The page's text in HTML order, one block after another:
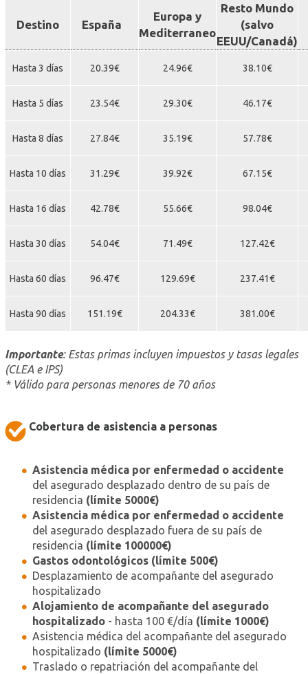
Destino España
Europa y
Mediterraneo
Resto Mundo
(salvo
EEUU/Canadá)
Hasta 3 días 20.39€ 24.96€ 38.10€
Hasta 5 días 23.54€ 29.30€ 46.17€
Hasta 8 días 27.84€ 35.19€ 57.78€
Hasta 10 días 31.29€ 39.92€ 67.15€
Hasta 16 días 42.78€ 55.66€ 98.04€
Hasta 30 días 54.04€ 71.49€ 127.42€
Hasta 60 días 96.47€ 129.69€ 237.41€
Hasta 90 días 151.19€ 204.33€ 381.00€
Importante: Estas primas incluyen impuestos y tasas legales
(CLEA e IPS)
* Válido para personas menores de 70 años
Cobertura de asistencia a personas
Asistencia médica por enfermedad o accidente
del asegurado desplazado dentro de su país de
residencia (límite 5000€)
Asistencia médica por enfermedad o accidente
del asegurado desplazado fuera de su país de
residencia (límite 100000€)
Gastos odontológicos (límite 500€)
Desplazamiento de acompañante del asegurado
hospitalizado
Alojamiento de acompañante del asegurado
hospitalizado - hasta 100 €/día (límite 1000€)
Asistencia médica del acompañante del asegurado
hospitalizado (límite 5000€)
Traslado o repatriación del acompañante del